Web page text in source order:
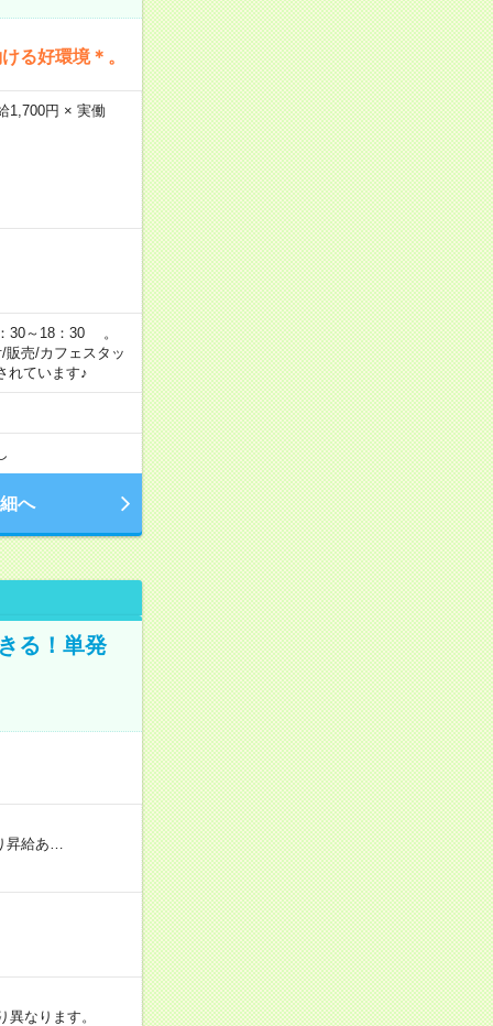
る好環境＊。
1,700円 × 実働
30～18：30 。
売/カフェスタッ
れています♪
へ
る！単発
給あ…
なります。